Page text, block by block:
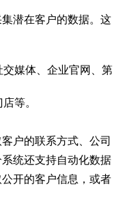
潜在客户的数据。这
交媒体、企业官网、第
等。
户的联系方式、公司
统还支持自动化数据
开的客户信息，或者